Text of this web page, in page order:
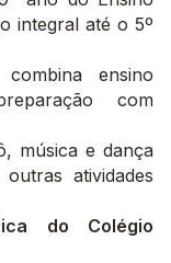
integral até o 5º
ensino
com
música e dança
atividades
do Colégio